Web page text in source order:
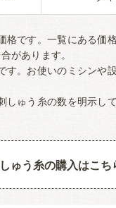
格です。一覧にある価
があります。
す。お使いのミシンや
しゅう糸の数を明示し
ゅう糸の購入はこち